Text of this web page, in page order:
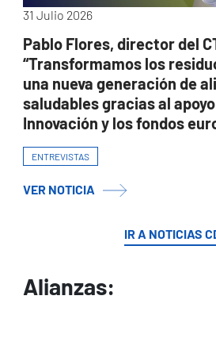
31 Julio 2026
Pablo Flores, director del
“Transformamos los
una nueva generación de
saludables gracias al apoyo
Innovación y los fondos
ENTREVISTAS
VER NOTICIA
IR A NOTICIAS
Alianzas: